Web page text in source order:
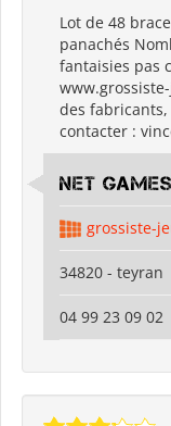
Lot de 48
panachés
fantaisies pas
des fabricants,
contacter :
Net Games
grossiste-
34820 - teyran
04 99 23 09 02